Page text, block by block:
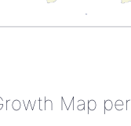
Map per